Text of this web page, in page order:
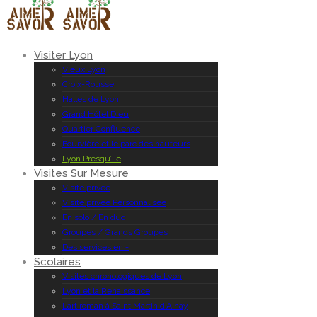
Visiter Lyon
Vieux Lyon
Croix-Rousse
Halles de Lyon
Grand Hôtel Dieu
Quartier Confluence
Fourvière et le parc des hauteurs
Lyon Presqu’île
Visites Sur Mesure
Visite privée
Visite privée Personnalisée
En solo / En duo
Groupes / Grands Groupes
Des services en +
Scolaires
Visites chronologiques de Lyon
Lyon et la Renaissance
L’art roman à Saint Martin d’Ainay